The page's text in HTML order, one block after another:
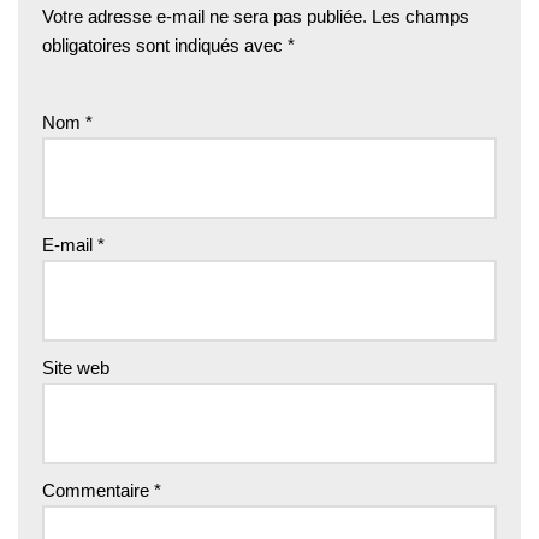
Votre adresse e-mail ne sera pas publiée. Les champs
obligatoires sont indiqués avec *
Nom *
E-mail *
Site web
Commentaire *